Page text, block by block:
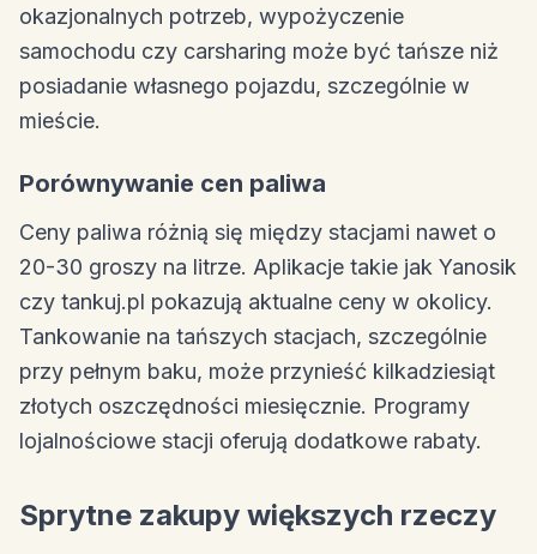
okazjonalnych potrzeb, wypożyczenie
samochodu czy carsharing może być tańsze niż
posiadanie własnego pojazdu, szczególnie w
mieście.
Porównywanie cen paliwa
Ceny paliwa różnią się między stacjami nawet o
20-30 groszy na litrze. Aplikacje takie jak Yanosik
czy tankuj.pl pokazują aktualne ceny w okolicy.
Tankowanie na tańszych stacjach, szczególnie
przy pełnym baku, może przynieść kilkadziesiąt
złotych oszczędności miesięcznie. Programy
lojalnościowe stacji oferują dodatkowe rabaty.
Sprytne zakupy większych rzeczy